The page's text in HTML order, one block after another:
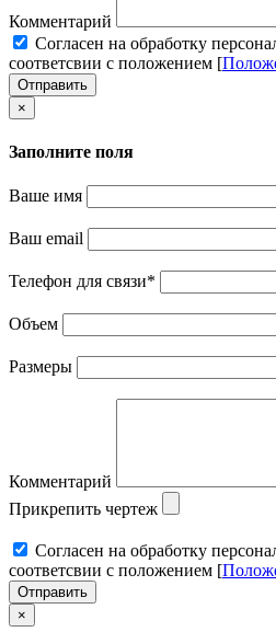
Комментарий
Cогласен на обработку
соответсвии с положением [
Отправить
×
Заполните поля
Ваше имя
Ваш email
Телефон для связи*
Объем
Размеры
Комментарий
Прикрепить чертеж
Cогласен на обработку
соответсвии с положением [
Отправить
×